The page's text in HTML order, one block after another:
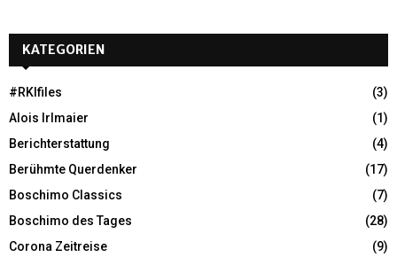
KATEGORIEN
#RKIfiles
(3)
Alois Irlmaier
(1)
Berichterstattung
(4)
Berühmte Querdenker
(17)
Boschimo Classics
(7)
Boschimo des Tages
(28)
Corona Zeitreise
(9)